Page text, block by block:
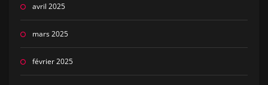
avril 2025
mars 2025
février 2025